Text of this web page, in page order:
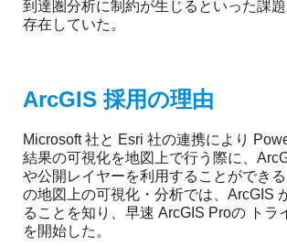
到達圏分析に制約が生じるといった課
存在していた。
ArcGIS 採用の理由
Microsoft 社と Esri 社の連携により
結果の可視化を地図上で行う際に、
や公開レイヤーを利用することができ
の地図上の可視化・分析では、ArcGIS
ることを知り、早速 ArcGIS Proの トラ
を開始した。